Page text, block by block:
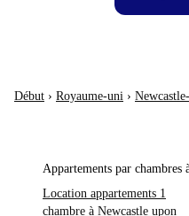
Début › Royaume-uni ›
Appartements par chambres
Location appartements 1
chambre à Newcastle upon